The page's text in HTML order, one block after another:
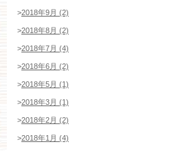
>2018年9月 (2)
>2018年8月 (2)
>2018年7月 (4)
>2018年6月 (2)
>2018年5月 (1)
>2018年3月 (1)
>2018年2月 (2)
>2018年1月 (4)